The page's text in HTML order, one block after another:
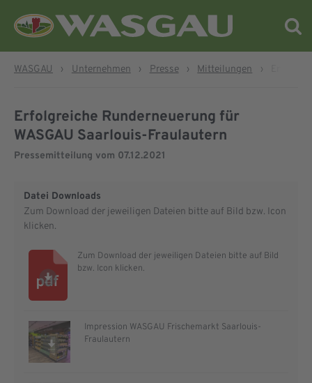
WASGAU › Unternehmen › Presse › Mitteilungen ›
Erfolgreiche Runderneuerung für
WASGAU Saarlouis-Fraulautern
Pressemitteilung vom 07.12.2021
Datei Downloads
Zum Download der jeweiligen Dateien bitte auf Bild bzw. Icon
klicken.
Zum Download der jeweiligen Dateien bitte auf Bild
bzw. Icon klicken.
Impression WASGAU Frischemarkt Saarlouis-
Fraulautern